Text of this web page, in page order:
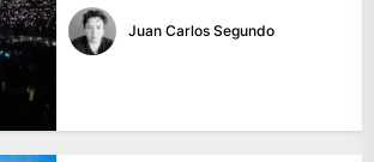
Juan Carlos Segundo